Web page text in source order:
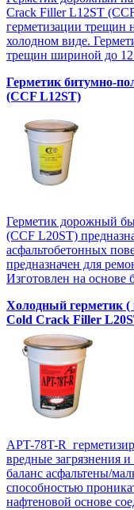
Crack Filler L12SТ
герметизации трещин
холодном виде.
трещин шириной до
Герметик битумно-
(CCF L12SТ)
Герметик дорожный
(CCF L20SТ)
асфальтобетонных
предназначен для
Изготовлен на основе
Холодный герметик (
Cold Crack Filler
APT-78T-R
вредные загрязнения и
баланс асфальтены/
способностью
нафтеновой основе